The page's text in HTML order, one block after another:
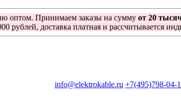
оптом. Принимаем заказы на сумму от 20
рублей, доставка платная и рассчитывается
info@elektrokable.ru +7(495)798-04-